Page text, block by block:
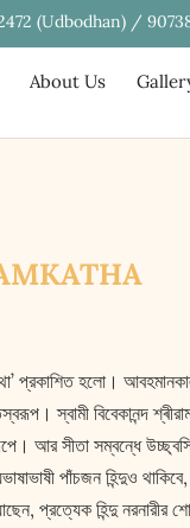
(Udbodhan) /
About Us
প্রকাশিত হলো।
স্বামী বিবেকানন্দ
আর সীতা সম্বন্ধে
পাঁচজন হিন্দুও
প্রত্যেক হিন্দু নরনারীর